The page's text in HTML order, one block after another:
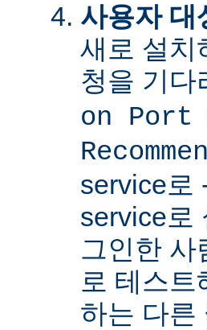
사용자
새로 설치
청을 기다
on
service로
service로
그인한 사
로 테스
하는 다